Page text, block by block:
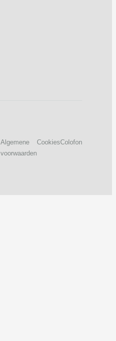
Algemene
voorwaarden
CookiesColofon